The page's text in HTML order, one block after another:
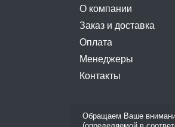
О компании
Заказ и доставка
Оплата
Менеджеры
Контакты
Обращаем Ваше